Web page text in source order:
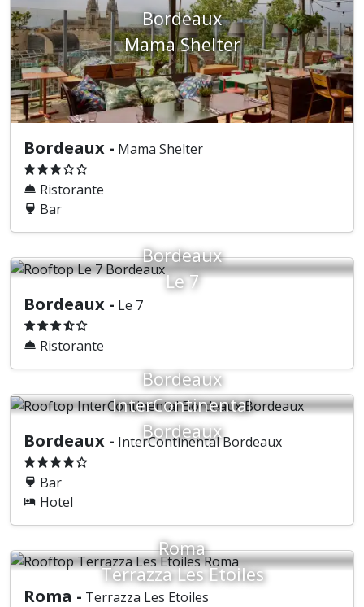
Bordeaux
Mama Shelter
Bordeaux - Mama Shelter
Ristorante
Bar
Bordeaux
Le 7
Bordeaux - Le 7
Ristorante
Bordeaux
InterContinental
Bordeaux
Bordeaux - InterContinental Bordeaux
Bar
Hotel
Roma
Terrazza Les Etoiles
Roma - Terrazza Les Etoiles